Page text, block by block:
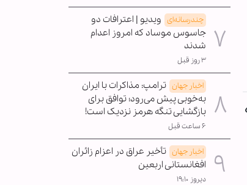
چندرسانه‌ای ویدیو | اعترافات دو
جاسوس موساد که امروز اعدام
شدند
۳ روز قبل
اخبار جهان ترامپ: مذاکرات با ایران
به‌خوبی پیش می‌رود؛ توافق برای
بازگشایی تنگه هرمز نزدیک است!
۶ ساعت قبل
اخبار جهان تأخیر عراق در اعزام زائران
افغانستانی اربعین
دیروز ۱۹:۱۰